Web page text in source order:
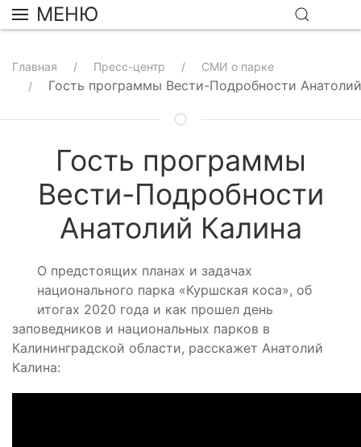
МЕНЮ
Главная Пресс-центр СМИ о парке
Гость программы Вести-Подробности
Гость программы
Вести-Подробности
Анатолий Калина
О предстоящих планах и задачах
национального парка «Куршская коса», об
итогах 2020 года и как прошел день
заповедников и национальных парков в
Калининградской области, расскажет Анатолий
Калина: